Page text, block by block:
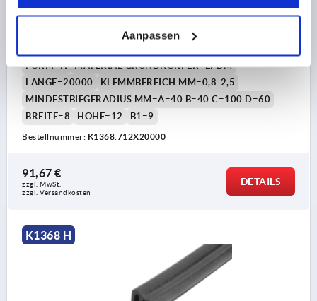
Aanpassen
EPDM SCHWARZ, KOMP:EPDM
FORM=H
MATERIAL GRUNDKÖRPER=EPDM
LÄNGE=20000
KLEMMBEREICH MM=0,8-2,5
MINDESTBIEGERADIUS MM=A=40 B=40 C=100 D=60
BREITE=8
HÖHE=12 B1=9
Bestellnummer: K1368.712X20000
91,67 €
zzgl. MwSt.
zzgl. Versandkosten
DETAILS
K1368 H